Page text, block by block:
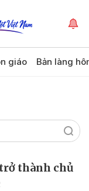
giáo Bản làng
thành chủ